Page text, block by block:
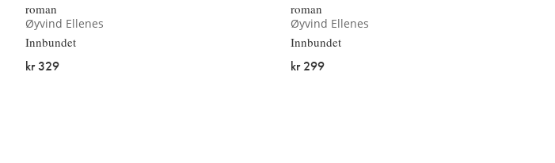
roman
Øyvind Ellenes
Innbundet
kr 329
roman
Øyvind Ellenes
Innbundet
kr 299